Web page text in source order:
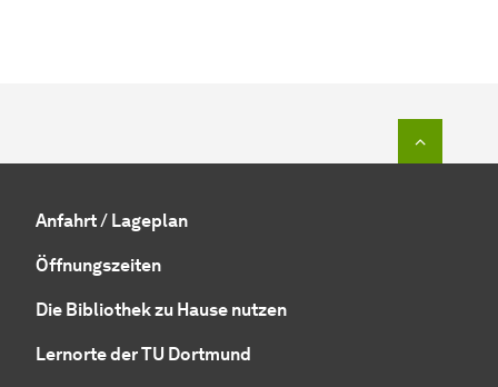
Anfahrt / Lageplan
Öffnungszeiten
Die Bibliothek zu Hause nutzen
Lernorte der TU Dortmund